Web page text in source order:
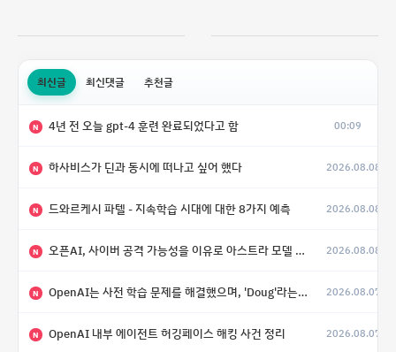
최신글 최신댓글 추천글
N 4년 전 오늘 gpt-4 훈련 완료되었다고 함 00:09
N 하사비스가 딘과 동시에 떠나고 싶어 했다 2026.08.08
N 드와르케시 파텔 - 지속학습 시대에 대한 8가지 예측 2026.08.08
N 오픈AI, 사이버 공격 가능성을 이유로 아스트라 모델 출시 연기 2026.08.08
N OpenAI는 사전 학습 문제를 해결했으며, 'Doug'라는 코드명을 가진 훨씬 더 큰 모델을 활발히 개발 중 2026.08.07
N OpenAI 내부 에이전트 허깅페이스 해킹 사건 정리 2026.08.07